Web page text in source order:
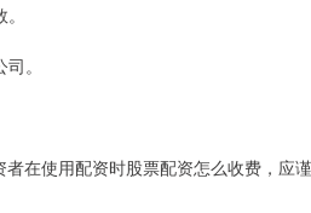
。
在使用配资时股票配资怎么收费，应